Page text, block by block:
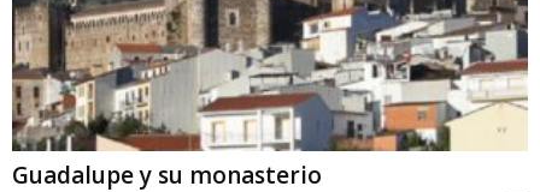
Guadalupe y su monasterio